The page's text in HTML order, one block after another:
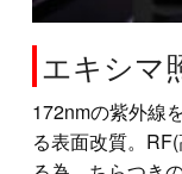
エキシマ
172nmの紫外線
る表面改質。